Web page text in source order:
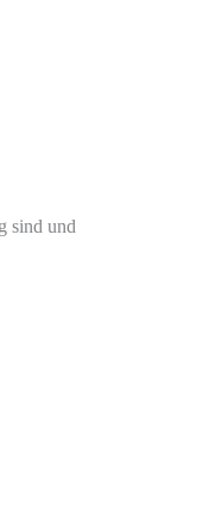
sind und